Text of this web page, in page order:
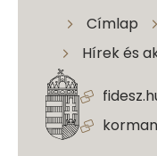
Címlap
Hírek és